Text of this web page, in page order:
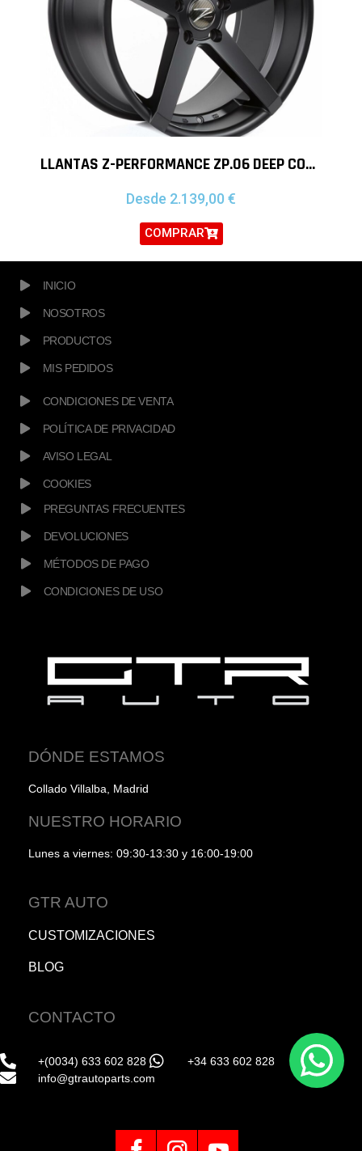
LLANTAS Z-PERFORMANCE ZP.06 DEEP CONCAVE 20″ BMW MINI
Desde 2.139,00 €
COMPRAR
INICIO
NOSOTROS
PRODUCTOS
MIS PEDIDOS
CONDICIONES DE VENTA
POLÍTICA DE PRIVACIDAD
AVISO LEGAL
COOKIES
PREGUNTAS FRECUENTES
DEVOLUCIONES
MÉTODOS DE PAGO
CONDICIONES DE USO
DÓNDE ESTAMOS
Collado Villalba, Madrid
NUESTRO HORARIO
Lunes a viernes: 09:30-13:30 y 16:00-19:00
GTR AUTO
CUSTOMIZACIONES
BLOG
CONTACTO
+(0034) 633 602 828
+34 633 602 828
info@gtrautoparts.com